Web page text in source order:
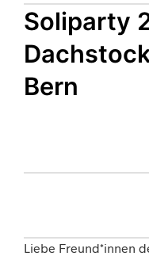
Soliparty
Bern
Liebe Freund*innen